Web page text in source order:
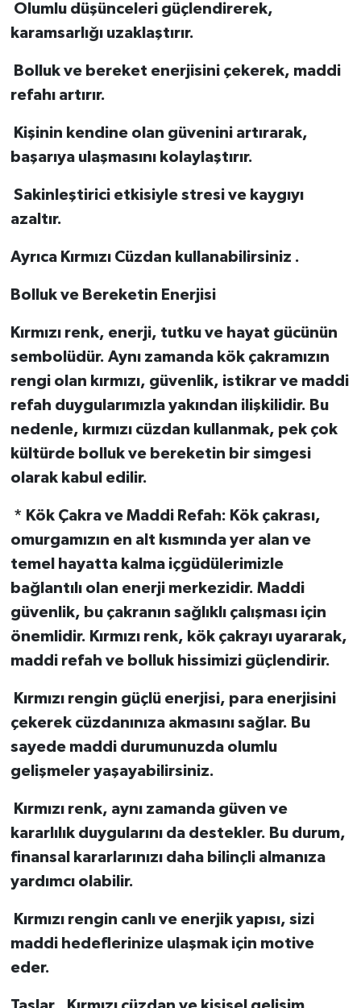
Olumlu düşünceleri güçlendirerek,
karamsarlığı uzaklaştırır.
Bolluk ve bereket enerjisini çekerek, maddi
refahı artırır.
Kişinin kendine olan güvenini artırarak,
başarıya ulaşmasını kolaylaştırır.
Sakinleştirici etkisiyle stresi ve kaygıyı
azaltır.
Ayrıca Kırmızı Cüzdan kullanabilirsiniz .
Bolluk ve Bereketin Enerjisi
Kırmızı renk, enerji, tutku ve hayat gücünün
sembolüdür. Aynı zamanda kök çakramızın
rengi olan kırmızı, güvenlik, istikrar ve maddi
refah duygularımızla yakından ilişkilidir. Bu
nedenle, kırmızı cüzdan kullanmak, pek çok
kültürde bolluk ve bereketin bir simgesi
olarak kabul edilir.
* Kök Çakra ve Maddi Refah: Kök çakrası,
omurgamızın en alt kısmında yer alan ve
temel hayatta kalma içgüdülerimizle
bağlantılı olan enerji merkezidir. Maddi
güvenlik, bu çakranın sağlıklı çalışması için
önemlidir. Kırmızı renk, kök çakrayı uyararak,
maddi refah ve bolluk hissimizi güçlendirir.
Kırmızı rengin güçlü enerjisi, para enerjisini
çekerek cüzdanınıza akmasını sağlar. Bu
sayede maddi durumunuzda olumlu
gelişmeler yaşayabilirsiniz.
Kırmızı renk, aynı zamanda güven ve
kararlılık duygularını da destekler. Bu durum,
finansal kararlarınızı daha bilinçli almanıza
yardımcı olabilir.
Kırmızı rengin canlı ve enerjik yapısı, sizi
maddi hedeflerinize ulaşmak için motive
eder.